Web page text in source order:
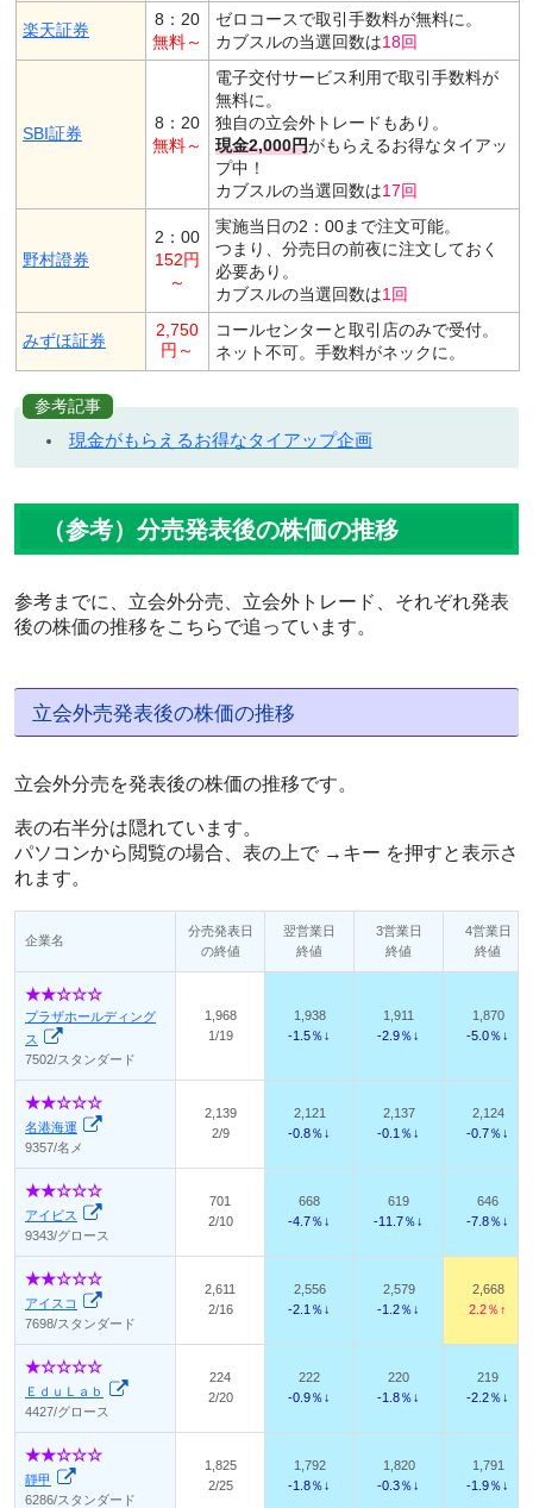
楽天証券
8：20
無料～
ゼロコースで取引手数料が無料に。
カブスルの当選回数は18回
SBI証券
8：20
無料～
電子交付サービス利用で取引手数料が
無料に。
独自の立会外トレードもあり。
現金2,000円がもらえるお得なタイアッ
プ中！
カブスルの当選回数は17回
野村證券
2：00
152円
～
実施当日の2：00まで注文可能。
つまり、分売日の前夜に注文しておく
必要あり。
カブスルの当選回数は1回
みずほ証券
2,750
円～
コールセンターと取引店のみで受付。
ネット不可。手数料がネックに。
参考記事
現金がもらえるお得なタイアップ企画
（参考）分売発表後の株価の推移
参考までに、立会外分売、立会外トレード、それぞれ発表
後の株価の推移をこちらで追っています。
立会外売発表後の株価の推移
立会外分売を発表後の株価の推移です。
表の右半分は隠れています。
パソコンから閲覧の場合、表の上で →キー を押すと表示さ
れます。
企業名
分売発表日
の終値
翌営業日
終値
3営業日
終値
4営業日
終値
プラザホールディング
ス
7502/スタンダード
1,968
1/19
1,938
-1.5％↓
1,911
-2.9％↓
1,870
-5.0％↓
名港海運
9357/名メ
2,139
2/9
2,121
-0.8％↓
2,137
-0.1％↓
2,124
-0.7％↓
アイビス
9343/グロース
701
2/10
668
-4.7％↓
619
-11.7％↓
646
-7.8％↓
アイスコ
7698/スタンダード
2,611
2/16
2,556
-2.1％↓
2,579
-1.2％↓
2,668
2.2％↑
ＥｄｕＬａｂ
4427/グロース
224
2/20
222
-0.9％↓
220
-1.8％↓
219
-2.2％↓
靜甲
6286/スタンダード
1,825
2/25
1,792
-1.8％↓
1,820
-0.3％↓
1,791
-1.9％↓